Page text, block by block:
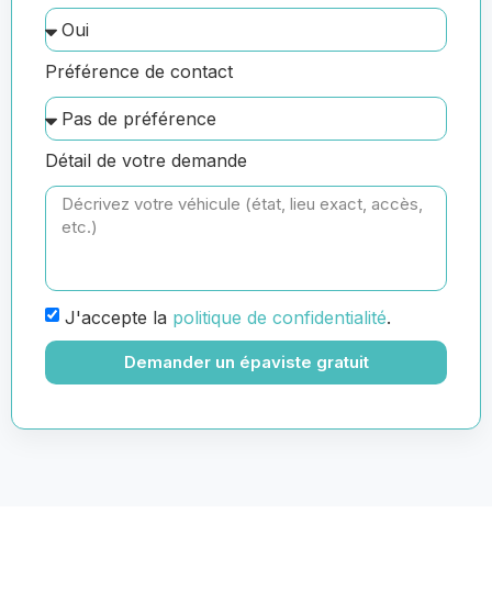
Préférence de contact
Détail de votre demande
J'accepte la politique de confidentialité.
Demander un épaviste gratuit